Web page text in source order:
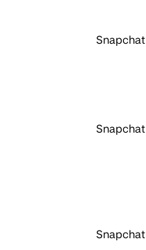
Snapchat
Snapchat
Snapchat